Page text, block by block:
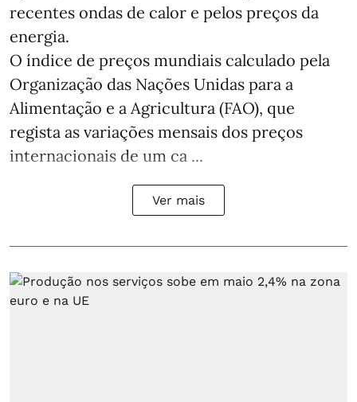
recentes ondas de calor e pelos preços da
energia.
O índice de preços mundiais calculado pela
Organização das Nações Unidas para a
Alimentação e a Agricultura (FAO), que
regista as variações mensais dos preços
internacionais de um ca ...
Ver mais